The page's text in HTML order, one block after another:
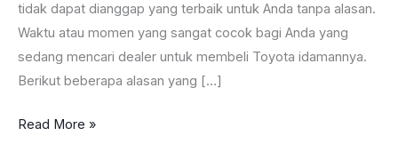
tidak dapat dianggap yang terbaik untuk Anda tanpa alasan.
Waktu atau momen yang sangat cocok bagi Anda yang
sedang mencari dealer untuk membeli Toyota idamannya.
Berikut beberapa alasan yang […]
Dealer
Read More »